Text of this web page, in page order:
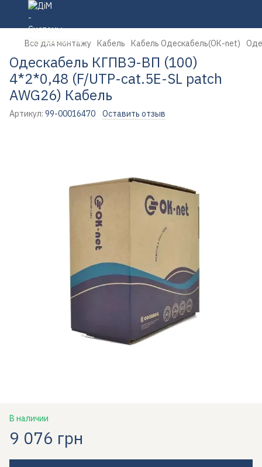
Все для монтажу Кабель Кабель Одескабель(ОК-net)
Одескабель КГПВЭ-ВП (100)
4*2*0,48 (F/UTP-cat.5Е-SL patch
AWG26) Кабель
Артикул: 99-00016470 Оставить отзыв
В наличии
9 076 грн